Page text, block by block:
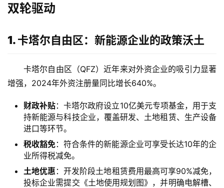
双轮驱动
1. 卡塔尔自由区：新能源企业的政策沃土
卡塔尔自由区（QFZ）近年来对外资企业的吸引力显著
增强，2024年外资注册量同比增长640%。
财政补贴：卡塔尔政府设立10亿美元专项基金，用于支
持新能源与科技企业，覆盖研发、土地租赁、生产设备
进口等环节。
税收豁免：符合条件的新能源企业可享受长达10年的企
业所得税减免。
土地优惠 ：开发阶段土地租赁费用最高可享90%减免，
投标企业需提交《土地使用规划图》，并明确电解槽、